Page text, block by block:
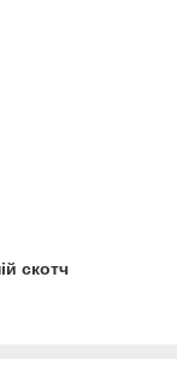
скотч